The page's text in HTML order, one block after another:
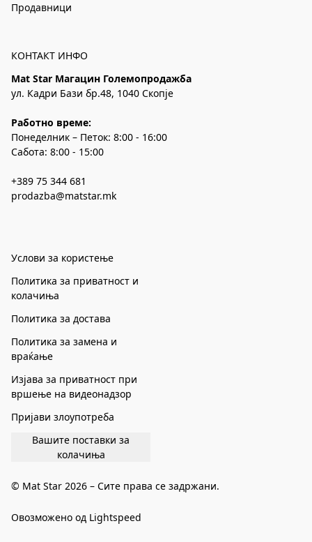
Продавници
КОНТАКТ ИНФО
Mat Star Магацин Големопродажба
ул. Кадри Бази бр.48, 1040 Скопје
Работно време:
Понеделник – Петок: 8:00 - 16:00
Сабота: 8:00 - 15:00
+389 75 344 681
prodazba@matstar.mk
Услови за користење
Политика за приватност и
колачиња
Политика за достава
Политика за замена и
враќање
Изјава за приватност при
вршење на видеонадзор
Пријави злоупотреба
Вашите поставки за
колачиња
© Mat Star 2026 – Сите права се задржани.
Овозможено од Lightspeed